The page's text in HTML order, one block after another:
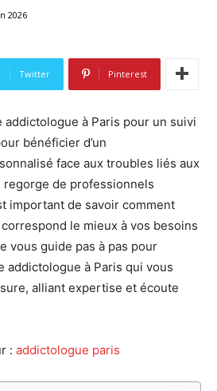
2026
Twitter Pinterest
à Paris pour un suivi
bénéficier d’un
face aux troubles liés aux
regorge de professionnels
important de savoir comment
le mieux à vos besoins
vous guide pas à pas pour
addictologue à Paris qui vous
alliant expertise et écoute
: addictologue paris